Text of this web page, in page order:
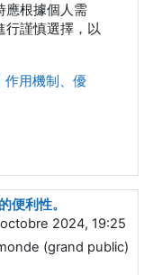
應根據個人需
行謹慎選擇，以
作用機制、優
便利性。
2024, 19:25
(grand public)